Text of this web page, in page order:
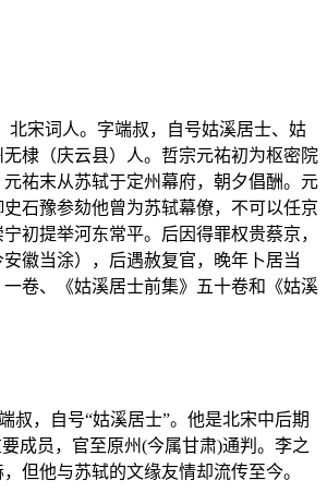
北宋词人。字端叔，自号姑溪居士、姑
棣（庆云县）人。哲宗元祐初为枢密院
祐末从苏轼于定州幕府，朝夕倡酬。元
石豫参劾他曾为苏轼幕僚，不可以任京
初提举河东常平。后因得罪权贵蔡京，
徽当涂），后遇赦复官，晚年卜居当
卷、《姑溪居士前集》五十卷和《姑溪
，自号“姑溪居士”。他是北宋中后期
成员，官至原州(今属甘肃)通判。李之
但他与苏轼的文缘友情却流传至今。